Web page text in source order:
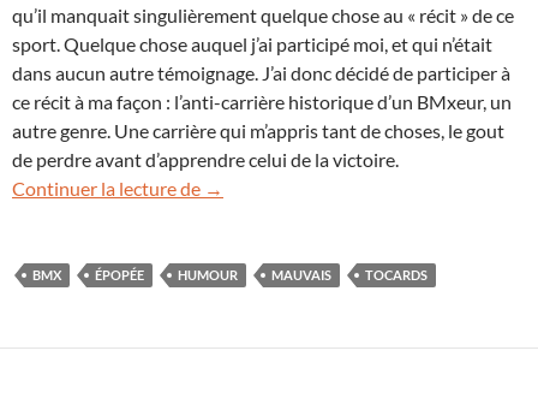
qu’il manquait singulièrement quelque chose au « récit » de ce
sport. Quelque chose auquel j’ai participé moi, et qui n’était
dans aucun autre témoignage. J’ai donc décidé de participer à
ce récit à ma façon : l’anti-carrière historique d’un BMxeur, un
autre genre. Une carrière qui m’appris tant de choses, le gout
de perdre avant d’apprendre celui de la victoire.
Continuer la lecture de Une autre histoire (humoristique) du
→
BMX ÉPOPÉE HUMOUR MAUVAIS TOCARDS